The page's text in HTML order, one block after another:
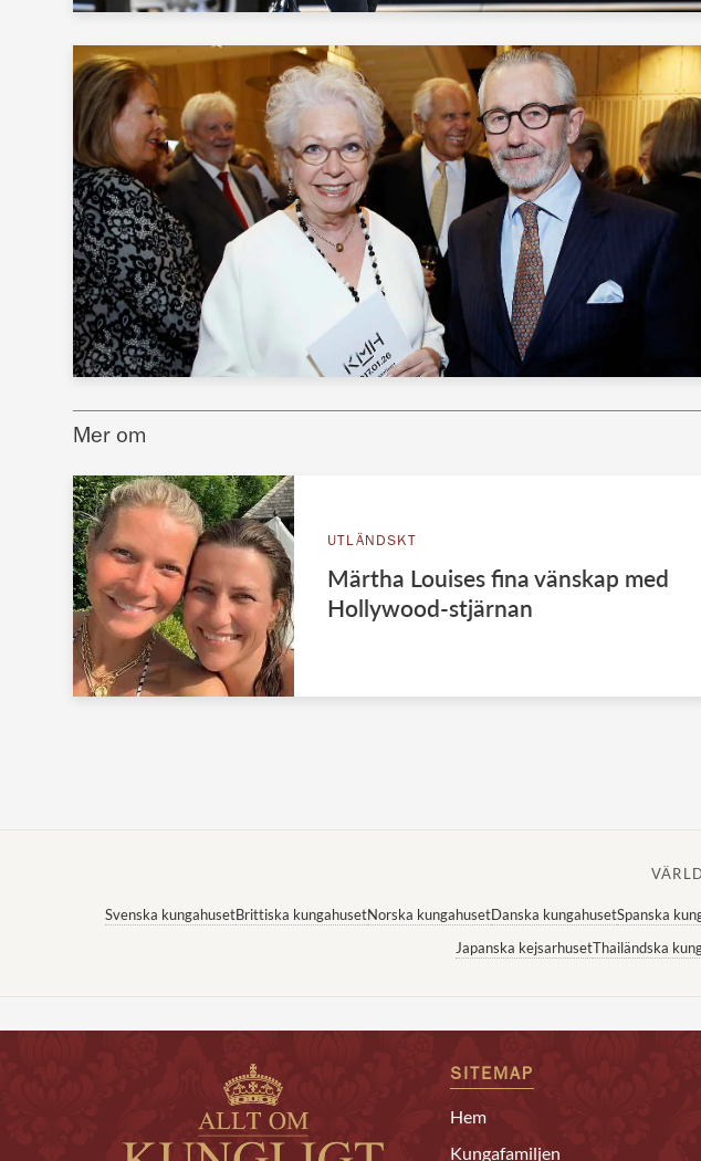
Mer om
UTLÄNDSKT
Märtha Louises fina vänskap med
Hollywood-stjärnan
Svenska kungahusetBrittiska kungahusetNorska kungahusetDanska kungahusetSpanska
Japanska kejsarhusetThailändska
SITEMAP
Hem
Kungafamiljen